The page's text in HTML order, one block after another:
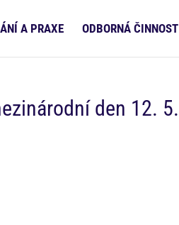
A PRAXE ODBORNÁ ČINNOST
den 12. 5.